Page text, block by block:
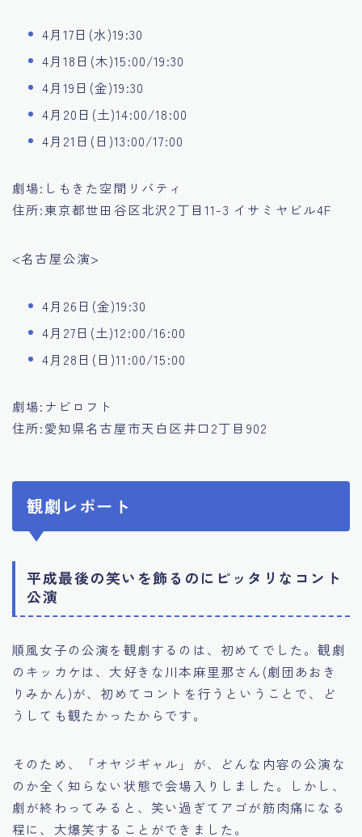
4月17日(水)19:30
4月18日(木)15:00/19:30
4月19日(金)19:30
4月20日(土)14:00/18:00
4月21日(日)13:00/17:00
劇場:しもきた空間リバティ
住所:東京都世田谷区北沢2丁目11-3 イサミヤビル4F
<名古屋公演>
4月26日(金)19:30
4月27日(土)12:00/16:00
4月28日(日)11:00/15:00
劇場:ナビロフト
住所:愛知県名古屋市天白区井口2丁目902
観劇レポート
平成最後の笑いを飾るのにピッタリなコント
公演
順風女子の公演を観劇するのは、初めてでした。観劇
のキッカケは、大好きな川本麻里那さん(劇団あおき
りみかん)が、初めてコントを行うということで、ど
うしても観たかったからです。
そのため、「オヤジギャル」が、どんな内容の公演な
のか全く知らない状態で会場入りしました。しかし、
劇が終わってみると、笑い過ぎてアゴが筋肉痛になる
程に、大爆笑することができました。